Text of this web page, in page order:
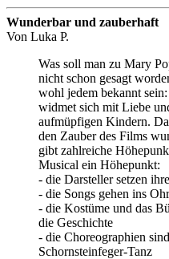
Wunderbar und zauberhaft
Von Luka P.
Was soll man zu Mary
nicht schon gesagt
wohl jedem bekannt
widmet sich mit Liebe
aufmüpfigen Kindern.
den Zauber des Films
gibt zahlreiche
Musical ein Höhepunkt:
- die Darsteller setzen
- die Songs gehen ins Ohr
- die Kostüme und das
die Geschichte
- die Choreographien
Schornsteinfeger-Tanz